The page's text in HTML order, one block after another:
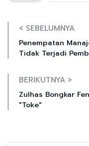
< SEBELUMNYA
Penempatan
Tidak Terjadi
BERIKUTNYA >
Zulhas Bongkar
"Toke"